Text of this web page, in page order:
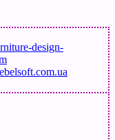
design-